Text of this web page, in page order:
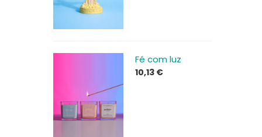
Fé com luz
10,13 €